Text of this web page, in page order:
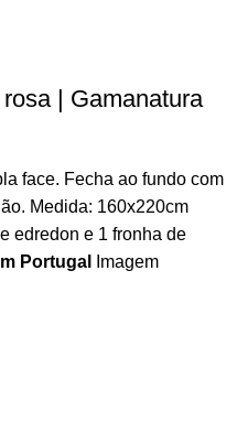
| Gamanatura
face. Fecha ao fundo com
Medida: 160x220cm
edredon e 1 fronha de
Portugal
Imagem